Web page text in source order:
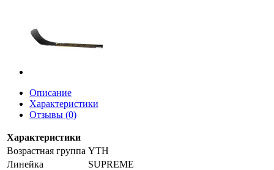
Описание
Характеристики
Отзывы (0)
Характеристики
Возрастная группа YTH
Линейка
SUPREME